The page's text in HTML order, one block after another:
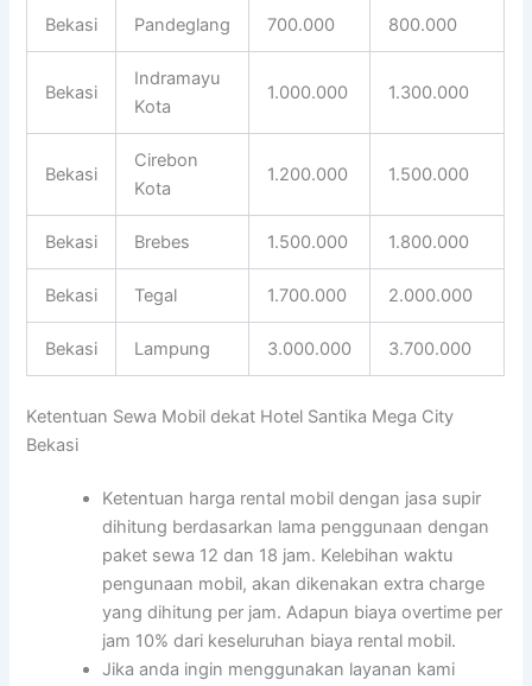
Bekasi Pandeglang 700.000 800.000
Bekasi
Indramayu
Kota
1.000.000 1.300.000
Bekasi
Cirebon
Kota
1.200.000 1.500.000
Bekasi Brebes 1.500.000 1.800.000
Bekasi Tegal 1.700.000 2.000.000
Bekasi Lampung 3.000.000 3.700.000
Ketentuan Sewa Mobil dekat Hotel Santika Mega City
Bekasi
Ketentuan harga rental mobil dengan jasa supir
dihitung berdasarkan lama penggunaan dengan
paket sewa 12 dan 18 jam. Kelebihan waktu
pengunaan mobil, akan dikenakan extra charge
yang dihitung per jam. Adapun biaya overtime per
jam 10% dari keseluruhan biaya rental mobil.
Jika anda ingin menggunakan layanan kami